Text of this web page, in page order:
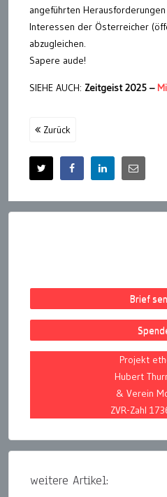
angeführten
Interessen der Österreicher
abzugleichen.
Sapere aude!
SIEHE AUCH: Zeitgeist 2025 –
Zurück
Brief
Projekt
Hubert
& Verein
ZVR-Zahl
weitere Artikel: